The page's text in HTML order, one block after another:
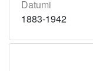
Datumi
1883-1942